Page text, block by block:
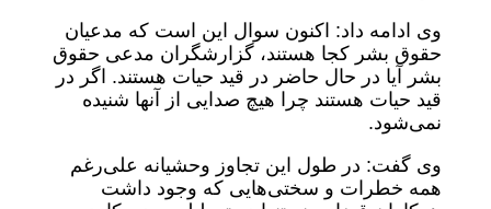
وی ادامه داد: اکنون سوال این است که مدعیان
حقوق بشر کجا هستند، گزارشگران مدعی حقوق
بشر آیا در حال حاضر در قید حیات هستند. اگر در
قید حیات هستند چرا هیچ صدایی از آنها شنیده
نمی‌شود.
وی گفت: در طول این تجاوز وحشیانه علی‌رغم
همه خطرات و سختی‌هایی که وجود داشت